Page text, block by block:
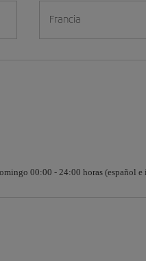
Francia
00:00 - 24:00 horas (español e